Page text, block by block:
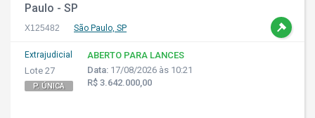
Paulo - SP
X125482 São Paulo, SP
Extrajudicial
Lote 27
P. ÚNICA
ABERTO PARA LANCES
Data: 17/08/2026 às 10:21
R$ 3.642.000,00